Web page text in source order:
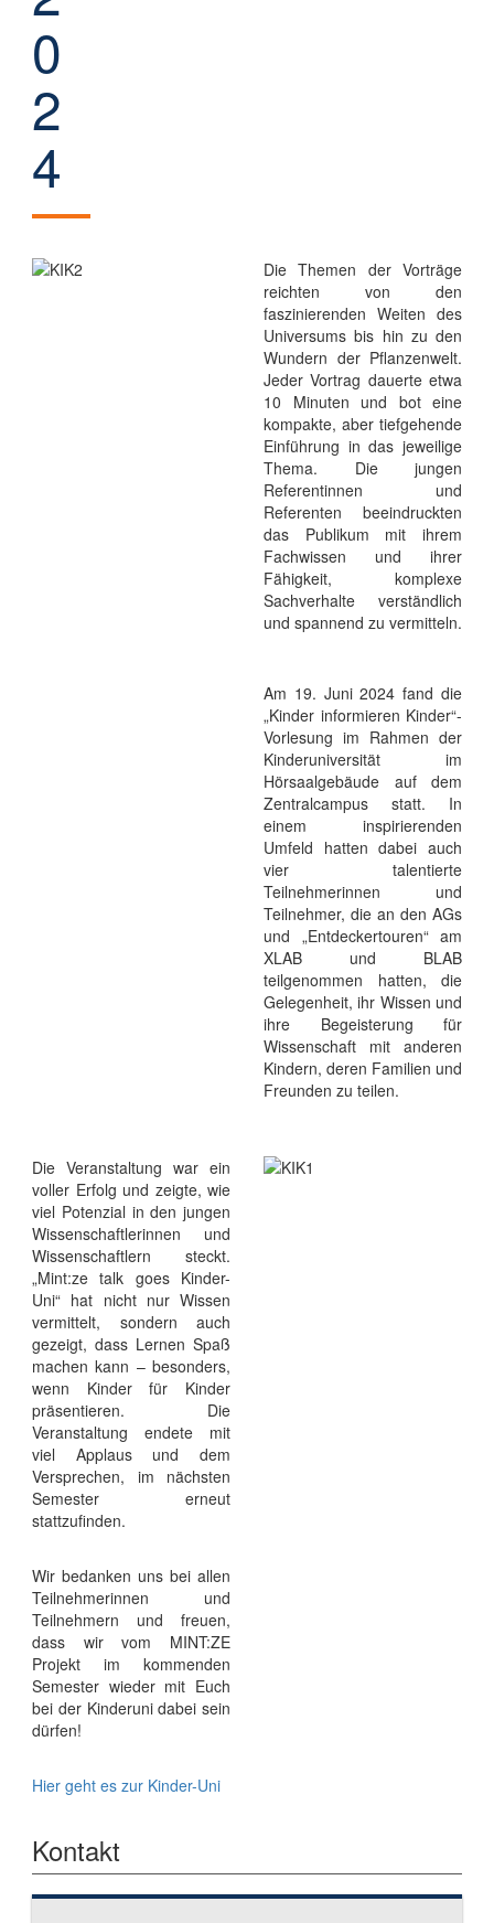
0
2
4
Die Themen der Vorträge
reichten von den
faszinierenden Weiten des
Universums bis hin zu den
Wundern der Pflanzenwelt.
Jeder Vortrag dauerte etwa
10 Minuten und bot eine
kompakte, aber tiefgehende
Einführung in das jeweilige
Thema. Die jungen
Referentinnen und
Referenten beeindruckten
das Publikum mit ihrem
Fachwissen und ihrer
Fähigkeit, komplexe
Sachverhalte verständlich
und spannend zu vermitteln.
Am 19. Juni 2024 fand die
„Kinder informieren Kinder“-
Vorlesung im Rahmen der
Kinderuniversität im
Hörsaalgebäude auf dem
Zentralcampus statt. In
einem inspirierenden
Umfeld hatten dabei auch
vier talentierte
Teilnehmerinnen und
Teilnehmer, die an den AGs
und „Entdeckertouren“ am
XLAB und BLAB
teilgenommen hatten, die
Gelegenheit, ihr Wissen und
ihre Begeisterung für
Wissenschaft mit anderen
Kindern, deren Familien und
Freunden zu teilen.
Die Veranstaltung war ein
voller Erfolg und zeigte, wie
viel Potenzial in den jungen
Wissenschaftlerinnen und
Wissenschaftlern steckt.
„Mint:ze talk goes Kinder-
Uni“ hat nicht nur Wissen
vermittelt, sondern auch
gezeigt, dass Lernen Spaß
machen kann – besonders,
wenn Kinder für Kinder
präsentieren. Die
Veranstaltung endete mit
viel Applaus und dem
Versprechen, im nächsten
Semester erneut
stattzufinden.
Wir bedanken uns bei allen
Teilnehmerinnen und
Teilnehmern und freuen,
dass wir vom MINT:ZE
Projekt im kommenden
Semester wieder mit Euch
bei der Kinderuni dabei sein
dürfen!
Hier geht es zur Kinder-Uni
Kontakt